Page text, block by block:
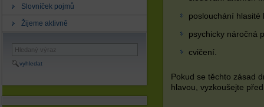
Slovníček pojmů
Žijeme aktivně
vyhledat
poslouchání hlasité
psychicky náročná
cvičení.
Pokud se těchto zásad
hlavou, vyzkoušejte